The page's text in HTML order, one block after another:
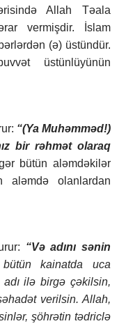
Allah Təala
vermişdir. İslam
(ə) üstündür.
üstünlüyünün
“(Ya Muhəmməd!)
bir rəhmət olaraq
bütün aləmdəkilər
aləmdə olanlardan
“Və adını sənin
kainatda uca
adı ilə birgə çəkilsin,
verilsin. Allah,
şöhrətin tədriclə